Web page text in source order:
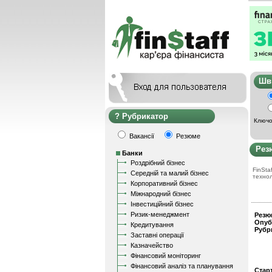
Рубрикатор
Вакансії Резюме
Банки
Роздрібний бізнес
Середній та малий бізнес
Корпоративний бізнес
Міжнародний бізнес
Інвестиційний бізнес
Ризик-менеджмент
Кредитування
Заставні операції
Казначейство
Фінансовий моніторинг
Фінансовий аналіз та планування